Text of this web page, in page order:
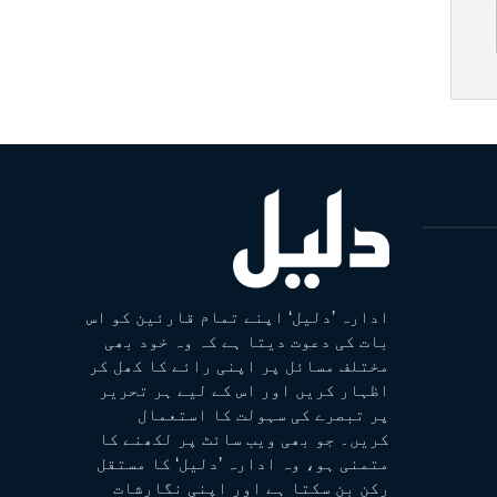
ادارہ ’دلیل‘ اپنے تمام قارئین کو اس
بات کی دعوت دیتا ہے کہ وہ خود بھی
مختلف مسائل پر اپنی رائے کا کھل کر
اظہار کریں اور اس کے لیے ہر تحریر
پر تبصرے کی سہولت کا استعمال
کریں۔ جو بھی ویب سائٹ پر لکھنے کا
متمنی ہو، وہ ادارہ ’دلیل‘ کا مستقل
رکن بن سکتا ہے اور اپنی نگارشات